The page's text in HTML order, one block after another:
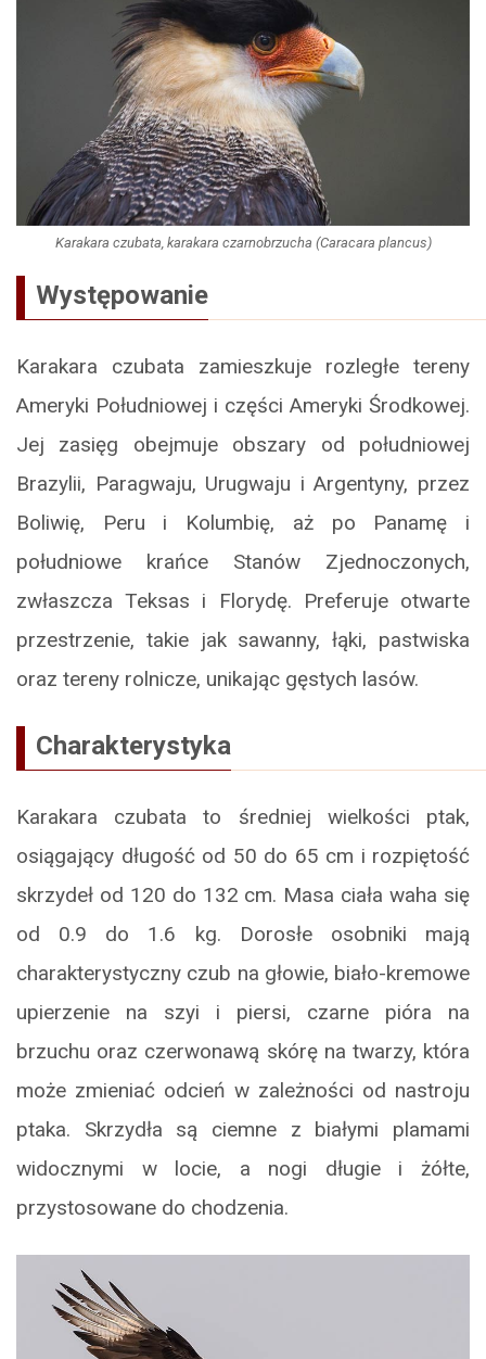
Karakara czubata, karakara czarnobrzucha (Caracara plancus)
Występowanie
Karakara czubata zamieszkuje rozległe tereny
Ameryki Południowej i części Ameryki Środkowej.
Jej zasięg obejmuje obszary od południowej
Brazylii, Paragwaju, Urugwaju i Argentyny, przez
Boliwię, Peru i Kolumbię, aż po Panamę i
południowe krańce Stanów Zjednoczonych,
zwłaszcza Teksas i Florydę. Preferuje otwarte
przestrzenie, takie jak sawanny, łąki, pastwiska
oraz tereny rolnicze, unikając gęstych lasów.
Charakterystyka
Karakara czubata to średniej wielkości ptak,
osiągający długość od 50 do 65 cm i rozpiętość
skrzydeł od 120 do 132 cm. Masa ciała waha się
od 0.9 do 1.6 kg. Dorosłe osobniki mają
charakterystyczny czub na głowie, biało-kremowe
upierzenie na szyi i piersi, czarne pióra na
brzuchu oraz czerwonawą skórę na twarzy, która
może zmieniać odcień w zależności od nastroju
ptaka. Skrzydła są ciemne z białymi plamami
widocznymi w locie, a nogi długie i żółte,
przystosowane do chodzenia.